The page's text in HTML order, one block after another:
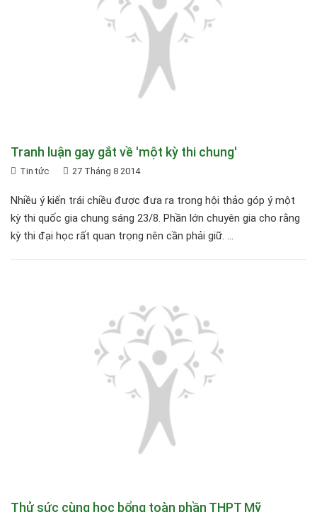
Tranh luận gay gắt về 'một kỳ thi chung'
Tin tức 27 Tháng 8 2014
Nhiều ý kiến trái chiều được đưa ra trong hội thảo góp ý một
kỳ thi quốc gia chung sáng 23/8. Phần lớn chuyên gia cho rằng
kỳ thi đại học rất quan trọng nên cần phải giữ. ...
Thử sức cùng học bổng toàn phần THPT Mỹ